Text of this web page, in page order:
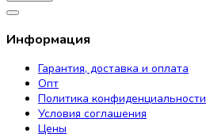
Информация
Гарантия, доставка и оплата
Опт
Политика конфиденциальности
Условия соглашения
Цены